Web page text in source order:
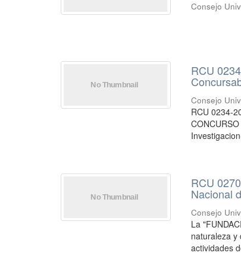
Consejo
RCU
Consejo
RCU 0234-
RCU
Nacional
Consejo
La
naturaleza y
actividades